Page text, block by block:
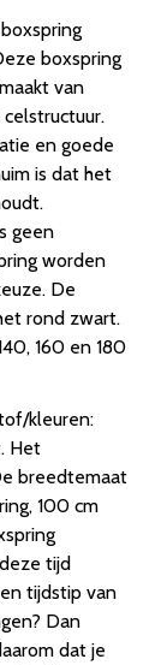
boxspring
van
en goede
is dat het
geen
worden
De
rond zwart.
160 en 180
kleuren:
Het
breedtemaat
100 cm
tijd
tijdstip van
Dan
dat je